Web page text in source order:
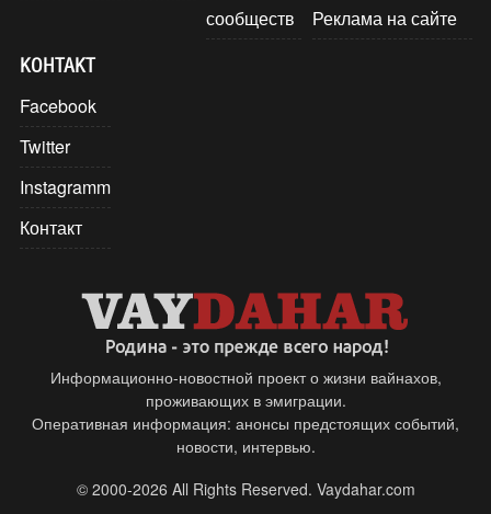
сообществ
Реклама на сайте
КОНТАКТ
Facebook
Twitter
Instagramm
Контакт
Информационно-новостной проект о жизни вайнахов,
проживающих в эмиграции.
Оперативная информация: анонсы предстоящих событий,
новости, интервью.
© 2000-2026 All Rights Reserved. Vaydahar.com